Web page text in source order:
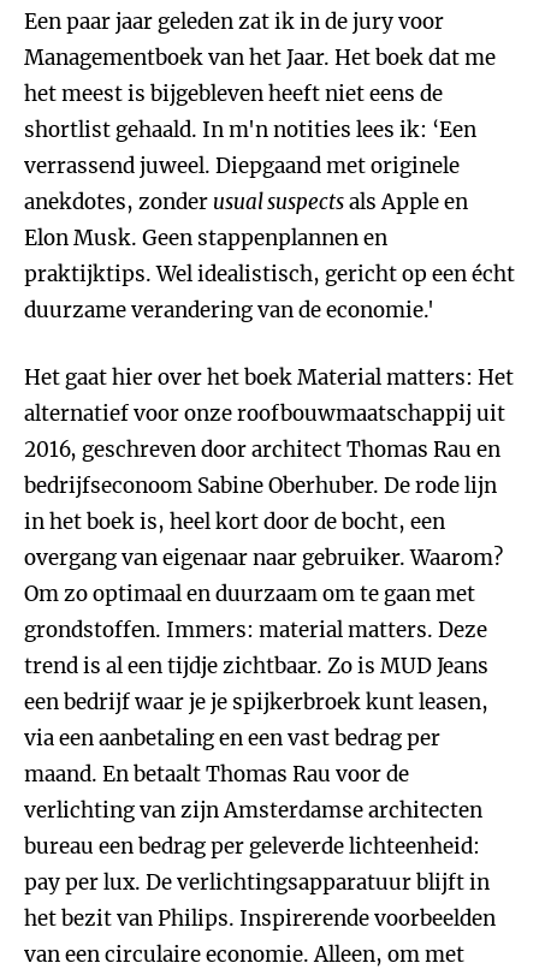
Een paar jaar geleden zat ik in de jury voor
Managementboek van het Jaar. Het boek dat me
het meest is bijgebleven heeft niet eens de
shortlist gehaald. In m'n notities lees ik: ‘Een
verrassend juweel. Diepgaand met originele
anekdotes, zonder usual suspectsals Apple en
Elon Musk. Geen stappenplannen en
praktijktips. Wel idealistisch, gericht op een écht
duurzame verandering van de economie.'
Het gaat hier over het boek Material matters: Het
alternatief voor onze roofbouwmaatschappij uit
2016, geschreven door architect Thomas Rau en
bedrijfseconoom Sabine Oberhuber. De rode lijn
in het boek is, heel kort door de bocht, een
overgang van eigenaar naar gebruiker. Waarom?
Om zo optimaal en duurzaam om te gaan met
grondstoffen. Immers: material matters. Deze
trend is al een tijdje zichtbaar. Zo is MUD Jeans
een bedrijf waar je je spijkerbroek kunt leasen,
via een aanbetaling en een vast bedrag per
maand. En betaalt Thomas Rau voor de
verlichting van zijn Amsterdamse architecten
bureau een bedrag per geleverde lichteenheid:
pay per lux. De verlichtingsapparatuur blijft in
het bezit van Philips. Inspirerende voorbeelden
van een circulaire economie. Alleen, om met